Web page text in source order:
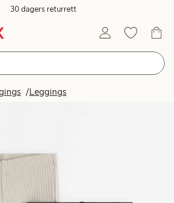
30 dagers returrett
Leggings